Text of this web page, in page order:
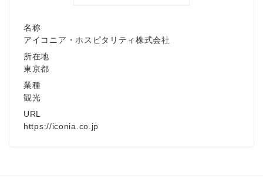
名称
アイコニア・ホスピタリティ株式会社
所在地
東京都
業種
観光
URL
https://iconia.co.jp